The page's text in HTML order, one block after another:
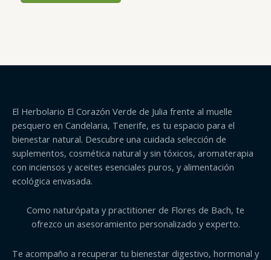
El Herbolario El Corazón Verde de Julia frente al muelle
pesquero en Candelaria, Tenerife, es tu espacio para el
bienestar natural. Descubre una cuidada selección de
suplementos, cosmética natural y sin tóxicos, aromaterapia
con inciensos y aceites esenciales puros, y alimentación
ecológica envasada.
Como naturópata y practitioner de Flores de Bach, te
ofrezco un asesoramiento personalizado y experto.
Te acompaño a recuperar tu bienestar digestivo, hormonal y